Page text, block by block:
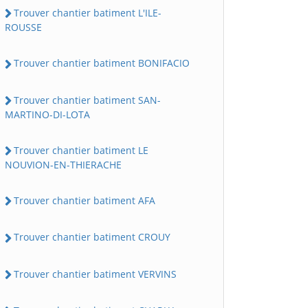
Trouver chantier batiment L'ILE-
ROUSSE
Trouver chantier batiment BONIFACIO
Trouver chantier batiment SAN-
MARTINO-DI-LOTA
Trouver chantier batiment LE
NOUVION-EN-THIERACHE
Trouver chantier batiment AFA
Trouver chantier batiment CROUY
Trouver chantier batiment VERVINS